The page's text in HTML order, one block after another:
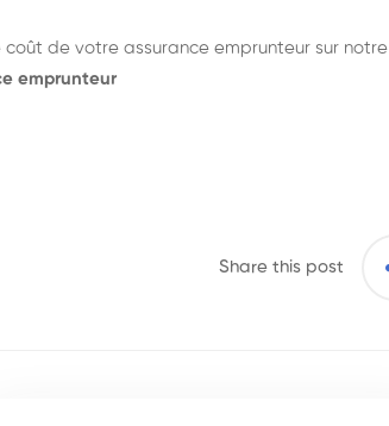
de votre assurance emprunteur sur notre
emprunteur
Share this post